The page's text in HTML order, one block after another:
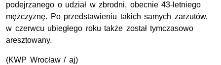
podejrzanego o udział w zbrodni, obecnie 43-letniego
mężczyznę. Po przedstawieniu takich samych zarzutów,
w czerwcu ubiegłego roku także został tymczasowo
aresztowany.
(KWP Wrocław / aj)